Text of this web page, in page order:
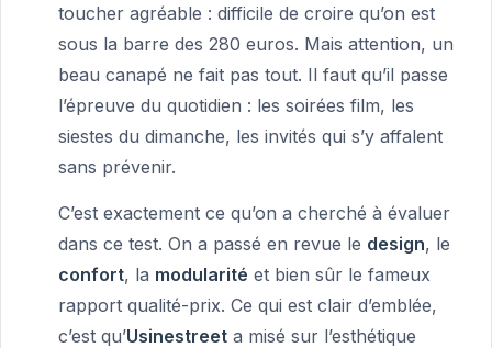
toucher agréable : difficile de croire qu’on est
sous la barre des 280 euros. Mais attention, un
beau canapé ne fait pas tout. Il faut qu’il passe
l’épreuve du quotidien : les soirées film, les
siestes du dimanche, les invités qui s’y affalent
sans prévenir.
C’est exactement ce qu’on a cherché à évaluer
dans ce test. On a passé en revue le design, le
confort, la modularité et bien sûr le fameux
rapport qualité-prix. Ce qui est clair d’emblée,
c’est qu’Usinestreet a misé sur l’esthétique